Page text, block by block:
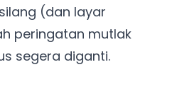
(dan layar
peringatan mutlak
segera diganti.